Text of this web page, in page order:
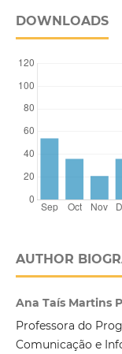
DOWNLOADS
AUTHOR
Ana Taís Martins
Professora do
Comunicação e